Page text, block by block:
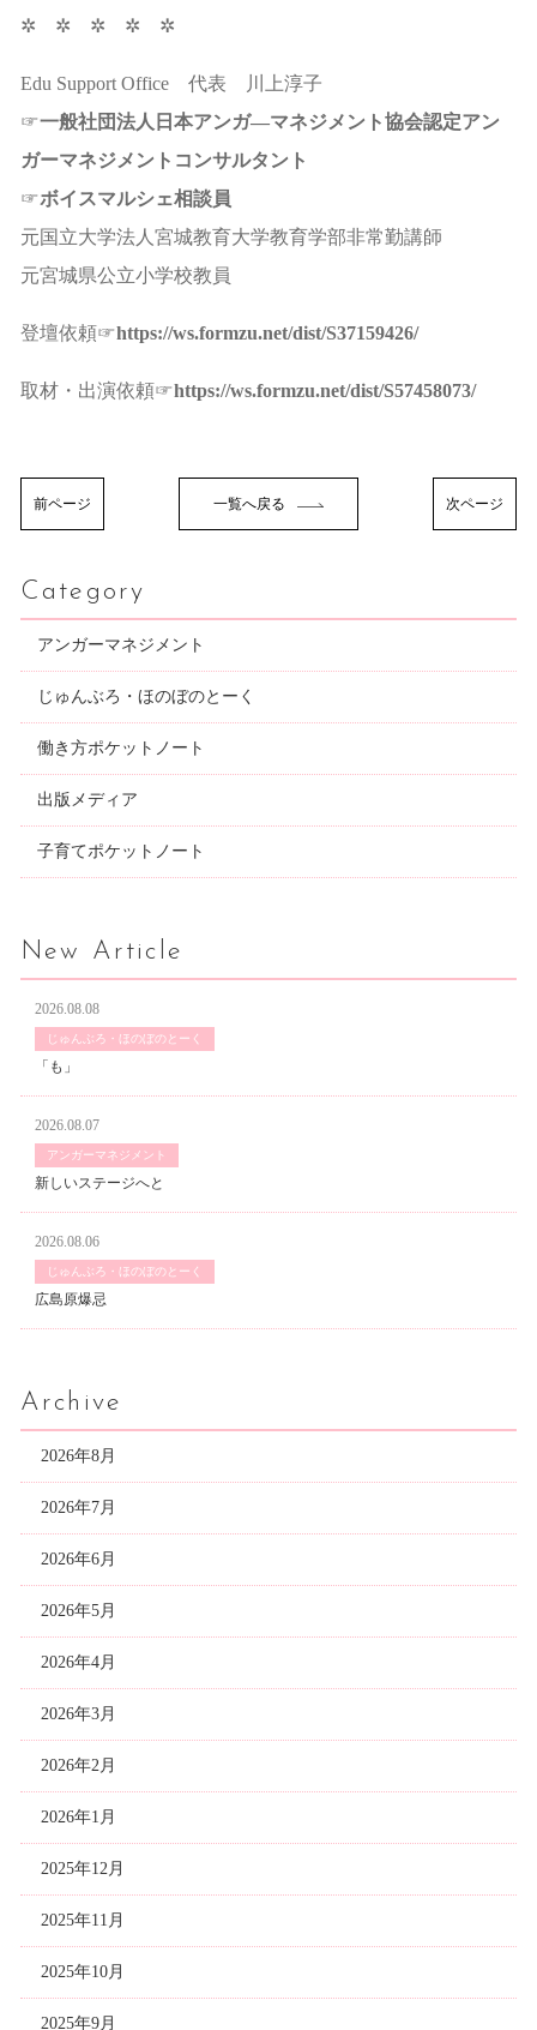
✲ ✲ ✲ ✲ ✲
Edu Support Office 代表 川上淳子
☞一般社団法人日本アンガ―マネジメント協会認定アン
ガーマネジメントコンサルタント
☞ボイスマルシェ相談員
元国立大学法人宮城教育大学教育学部非常勤講師
元宮城県公立小学校教員
登壇依頼☞https://ws.formzu.net/dist/S37159426/
取材・出演依頼☞https://ws.formzu.net/dist/S57458073/
前ページ 一覧へ戻る 次ページ
Category
アンガーマネジメント
じゅんぶろ・ほのぼのとーく
働き方ポケットノート
出版メディア
子育てポケットノート
New Article
2026.08.08
じゅんぶろ・ほのぼのとーく
「も」
2026.08.07
アンガーマネジメント
新しいステージへと
2026.08.06
じゅんぶろ・ほのぼのとーく
広島原爆忌
Archive
2026年8月
2026年7月
2026年6月
2026年5月
2026年4月
2026年3月
2026年2月
2026年1月
2025年12月
2025年11月
2025年10月
2025年9月